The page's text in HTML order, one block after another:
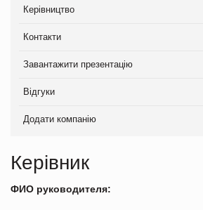
Керівництво
Контакти
Завантажити презентацію
Відгуки
Додати компанію
Керівник
ФИО руководителя: